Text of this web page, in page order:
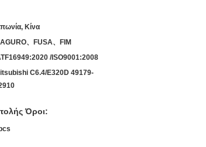
Κίνα
、FUSA、FIM
/ISO9001:2008
C6.4/E320D 49179-
Όροι: